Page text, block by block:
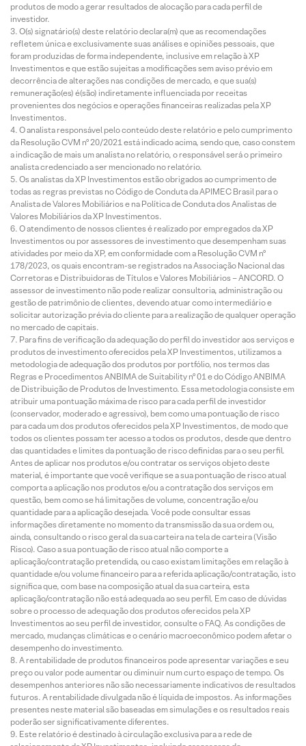
produtos de modo a gerar resultados de alocação para cada perfil de
investidor.
O(s) signatário(s) deste relatório declara(m) que as recomendações
refletem única e exclusivamente suas análises e opiniões pessoais, que
foram produzidas de forma independente, inclusive em relação à XP
Investimentos e que estão sujeitas a modificações sem aviso prévio em
decorrência de alterações nas condições de mercado, e que sua(s)
remuneração(es) é(são) indiretamente influenciada por receitas
provenientes dos negócios e operações financeiras realizadas pela XP
Investimentos.
O analista responsável pelo conteúdo deste relatório e pelo cumprimento
da Resolução CVM nº 20/2021 está indicado acima, sendo que, caso constem
a indicação de mais um analista no relatório, o responsável será o primeiro
analista credenciado a ser mencionado no relatório.
Os analistas da XP Investimentos estão obrigados ao cumprimento de
todas as regras previstas no Código de Conduta da APIMEC Brasil para o
Analista de Valores Mobiliários e na Política de Conduta dos Analistas de
Valores Mobiliários da XP Investimentos.
O atendimento de nossos clientes é realizado por empregados da XP
Investimentos ou por assessores de investimento que desempenham suas
atividades por meio da XP, em conformidade com a Resolução CVM nº
178/2023, os quais encontram-se registrados na Associação Nacional das
Corretoras e Distribuidoras de Títulos e Valores Mobiliários – ANCORD. O
assessor de investimento não pode realizar consultoria, administração ou
gestão de patrimônio de clientes, devendo atuar como intermediário e
solicitar autorização prévia do cliente para a realização de qualquer operação
no mercado de capitais.
Para fins de verificação da adequação do perfil do investidor aos serviços e
produtos de investimento oferecidos pela XP Investimentos, utilizamos a
metodologia de adequação dos produtos por portfólio, nos termos das
Regras e Procedimentos ANBIMA de Suitability nº 01 e do Código ANBIMA
de Distribuição de Produtos de Investimento. Essa metodologia consiste em
atribuir uma pontuação máxima de risco para cada perfil de investidor
(conservador, moderado e agressivo), bem como uma pontuação de risco
para cada um dos produtos oferecidos pela XP Investimentos, de modo que
todos os clientes possam ter acesso a todos os produtos, desde que dentro
das quantidades e limites da pontuação de risco definidas para o seu perfil.
Antes de aplicar nos produtos e/ou contratar os serviços objeto deste
material, é importante que você verifique se a sua pontuação de risco atual
comporta a aplicação nos produtos e/ou a contratação dos serviços em
questão, bem como se há limitações de volume, concentração e/ou
quantidade para a aplicação desejada. Você pode consultar essas
informações diretamente no momento da transmissão da sua ordem ou,
ainda, consultando o risco geral da sua carteira na tela de carteira (Visão
Risco). Caso a sua pontuação de risco atual não comporte a
aplicação/contratação pretendida, ou caso existam limitações em relação à
quantidade e/ou volume financeiro para a referida aplicação/contratação, isto
significa que, com base na composição atual da sua carteira, esta
aplicação/contratação não está adequada ao seu perfil. Em caso de dúvidas
sobre o processo de adequação dos produtos oferecidos pela XP
Investimentos ao seu perfil de investidor, consulte o FAQ. As condições de
mercado, mudanças climáticas e o cenário macroeconômico podem afetar o
desempenho do investimento.
A rentabilidade de produtos financeiros pode apresentar variações e seu
preço ou valor pode aumentar ou diminuir num curto espaço de tempo. Os
desempenhos anteriores não são necessariamente indicativos de resultados
futuros. A rentabilidade divulgada não é líquida de impostos. As informações
presentes neste material são baseadas em simulações e os resultados reais
poderão ser significativamente diferentes.
Este relatório é destinado à circulação exclusiva para a rede de